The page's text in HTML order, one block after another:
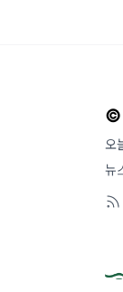
©
오
뉴